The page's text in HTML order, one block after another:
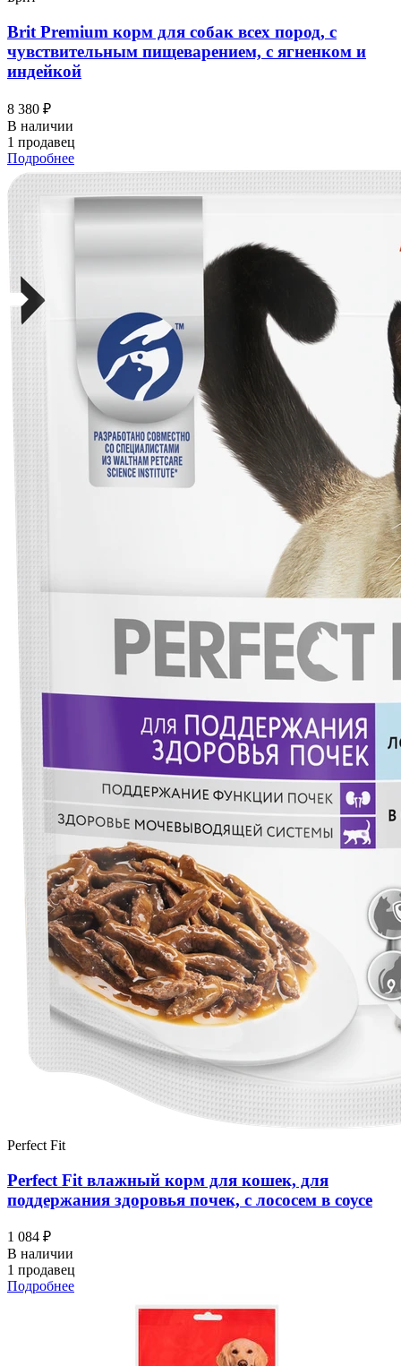
Brit Premium корм для собак всех пород, с
чувствительным пищеварением, с ягненком и
индейкой
8 380 ₽
В наличии
1 продавец
Подробнее
Perfect Fit
Perfect Fit влажный корм для кошек, для
поддержания здоровья почек, с лососем в соусе
1 084 ₽
В наличии
1 продавец
Подробнее